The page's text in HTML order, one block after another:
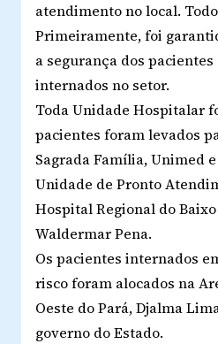
atendimento no local.
Primeiramente, foi
a segurança dos
internados no setor.
Toda Unidade Hospitalar
pacientes foram levados
Sagrada Família, Unimed e
Unidade de Pronto
Hospital Regional do
Waldermar Pena.
Os pacientes internados
risco foram alocados na
Oeste do Pará, Djalma
governo do Estado.